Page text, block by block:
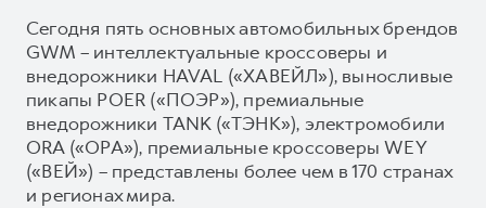
Сегодня пять основных автомобильных брендов
GWM – интеллектуальные кроссоверы и
внедорожники HAVAL («ХАВЕЙЛ»), выносливые
пикапы POER («ПОЭР»), премиальные
внедорожники TANK («ТЭНК»), электромобили
ORA («ОРА»), премиальные кроссоверы WEY
(«ВЕЙ») – представлены более чем в 170 странах
и регионах мира.